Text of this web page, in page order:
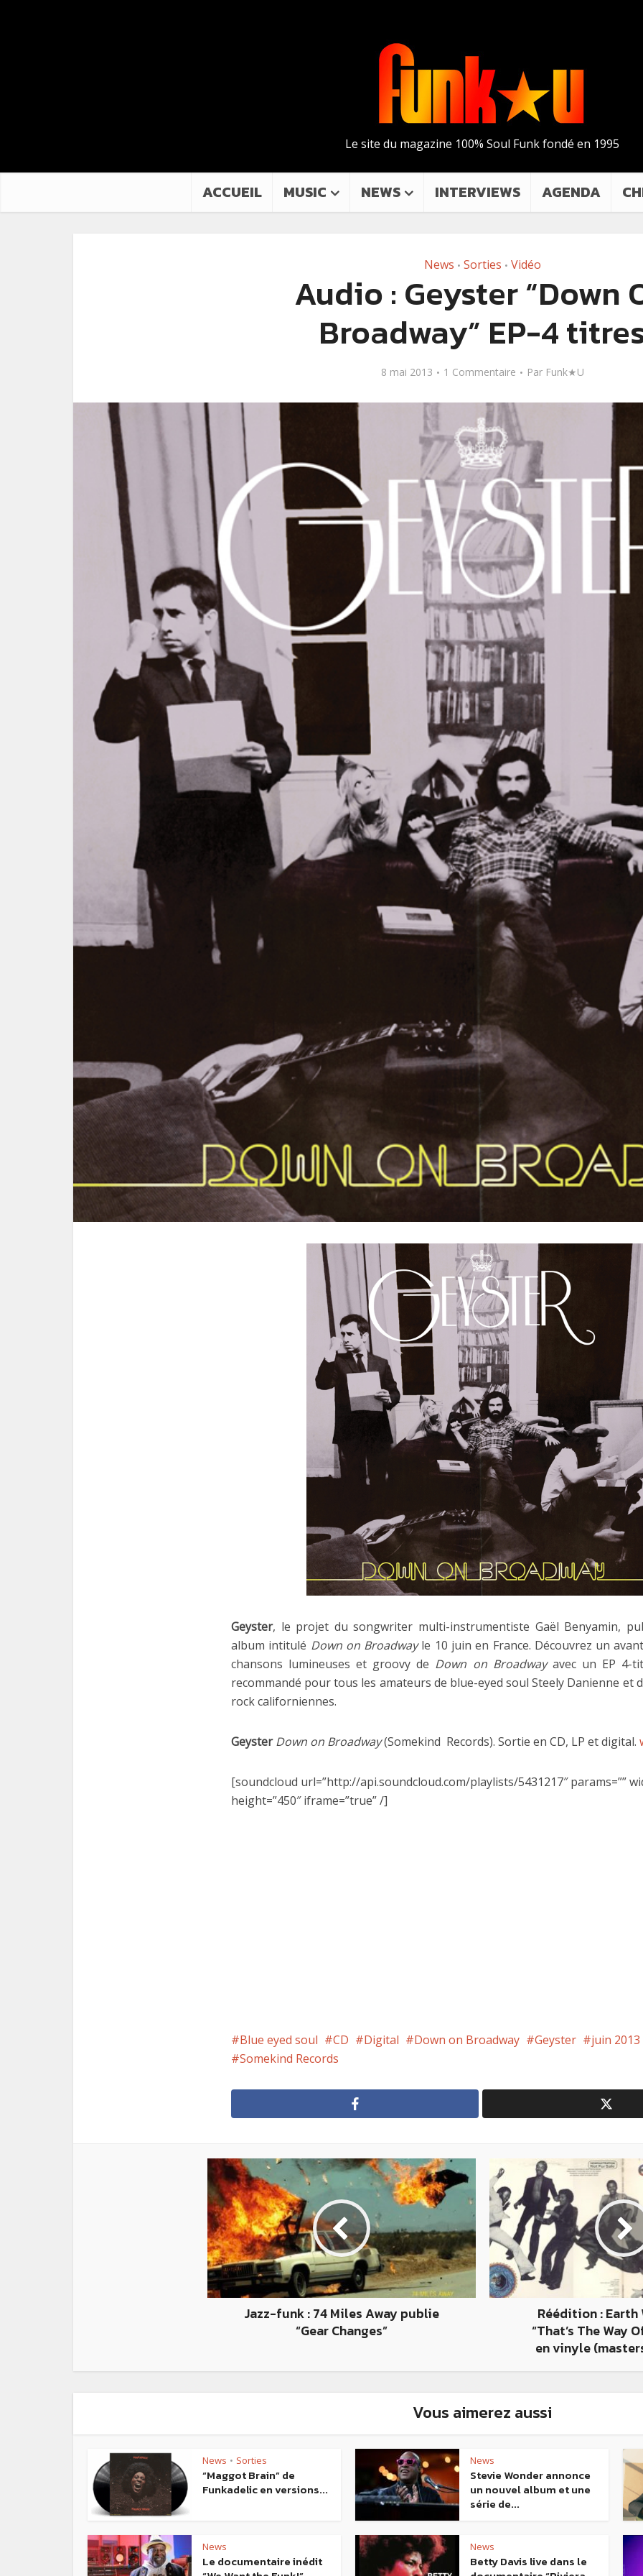
Le site du magazine 100% Soul Funk fondé en 1995
ACCUEIL MUSIC NEWS INTERVIEWS AGENDA
News • Sorties • Vidéo
Audio : Geyster “Down
Broadway” EP-4
8 mai 2013 1 Commentaire Par Funk★U
Geyster, le projet du songwriter multi-instrumentiste Gaël Benyamin,
album intitulé Down on Broadwayle 10 juin en France. Découvrez un
chansons lumineuses et groovy de Down on Broadway avec un EP 4-
recommandé pour tous les amateurs de blue-eyed soul Steely Danienne et
rock californiennes.
Geyster Down on Broadway(Somekind Records). Sortie en CD, LP et digital.
[soundcloud url=”http://api.soundcloud.com/playlists/5431217″ params=””
height=”450″ iframe=”true” /]
Blue eyed soul CD Digital Down on Broadway Geyster
juin 2013
Somekind Records
Jazz-funk : 74 Miles Away publie
“Gear Changes”
Réédition : Earth
“That’s The Way
en vinyle
Vous aimerez aussi
News • Sorties
“Maggot Brain” de
Funkadelic en versions...
News
Stevie Wonder annonce
un nouvel album et une
série de...
News
Le documentaire inédit
News
Betty Davis live dans le